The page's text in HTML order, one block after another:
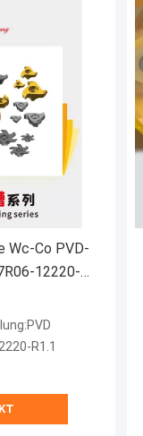
Wc-Co PVD-
12220-
und
Materialien
R1.1